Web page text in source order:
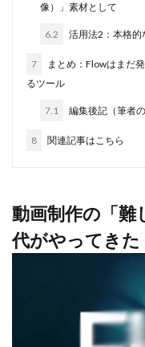
像）」素材として
6.2 活用法2：本格的
7
まとめ：Flowはまだ
るツール
7.1 編集後記（筆者の
8 関連記事はこちら
動画制作の「難
代がやってきた